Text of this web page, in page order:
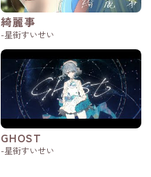
綺麗事
-星街すいせい
GHOST
-星街すいせい